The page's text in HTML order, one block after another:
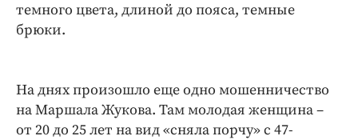
темного цвета, длиной до пояса, темные
брюки.
На днях произошло еще одно мошенничество
на Маршала Жукова. Там молодая женщина –
от 20 до 25 лет на вид «сняла порчу» с 47-